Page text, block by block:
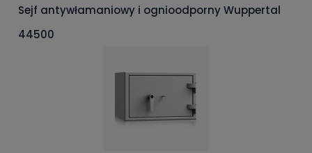
Sejf antywłamaniowy i ognioodporny Wuppertal
44500